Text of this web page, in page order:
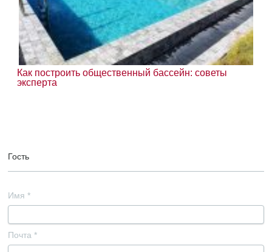
Как построить общественный бассейн: советы
эксперта
Гость
Имя *
Почта *